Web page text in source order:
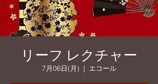
リーフ レクチャー
7月06日(月)
  |
エコール